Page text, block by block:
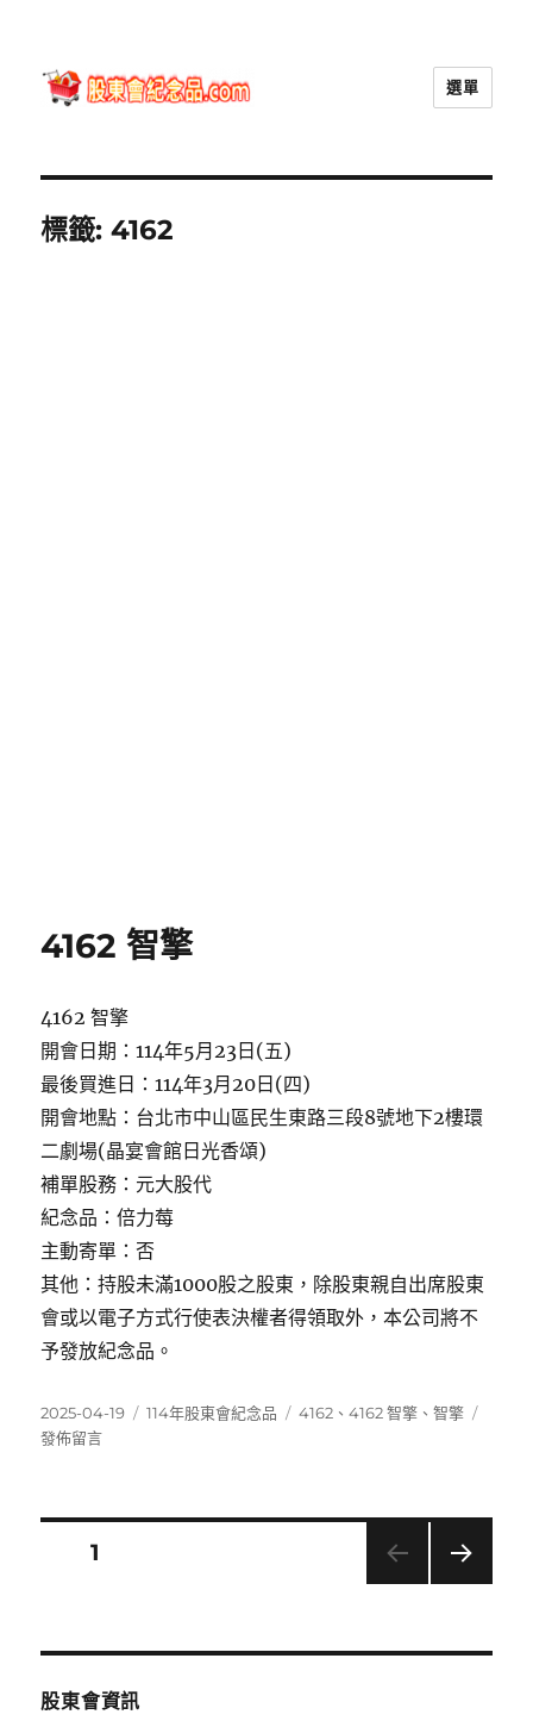
選單
標籤:4162
4162 智擎
4162 智擎
開會日期：114年5月23日(五)
最後買進日：114年3月20日(四)
開會地點：台北市中山區民生東路三段8號地下2樓環
二劇場(晶宴會館日光香頌)
補單股務：元大股代
紀念品：倍力莓
主動寄單：否
其他：持股未滿1000股之股東，除股東親自出席股東
會或以電子方式行使表決權者得領取外，本公司將不
予發放紀念品。
發
佈
2025-04-19
分
114年股東會紀念品
標
4162 、4162 智擎 、智擎
發佈留言
分
頁次1
股東會資訊